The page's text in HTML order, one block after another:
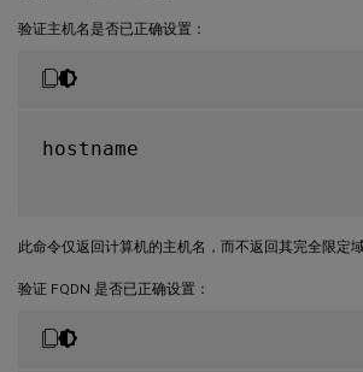
验证主机名是否已正确设置：
hostname
此命令仅返回计算机的主机名，而不返回其完全限定域
验证 FQDN 是否已正确设置：